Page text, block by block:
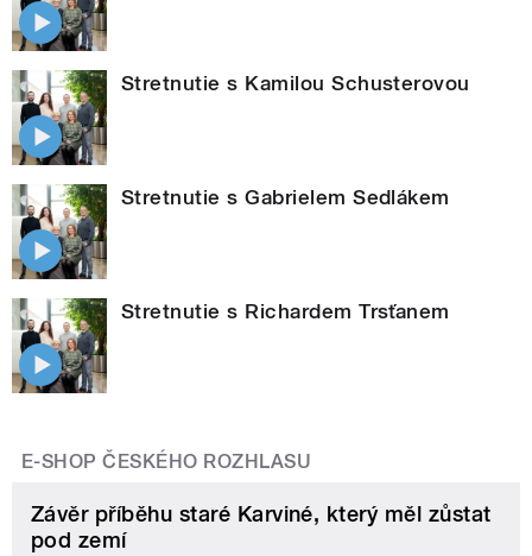
Stretnutie s Kamilou Schusterovou
Stretnutie s Gabrielem Sedlákem
Stretnutie s Richardem Trsťanem
E-SHOP ČESKÉHO ROZHLASU
Závěr příběhu staré Karviné, který měl zůstat
pod zemí